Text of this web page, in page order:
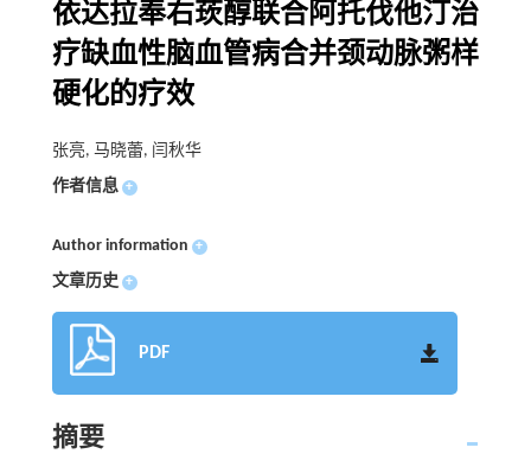
依达拉奉右莰醇联合阿托伐他汀治
疗缺血性脑血管病合并颈动脉粥样
硬化的疗效
张亮, 马晓蕾, 闫秋华
作者信息 +
Author information +
文章历史 +
PDF
摘要